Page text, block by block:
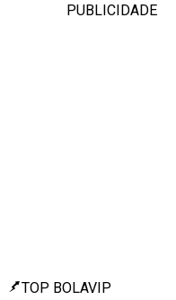
PUBLICIDADE
TOP BOLAVIP